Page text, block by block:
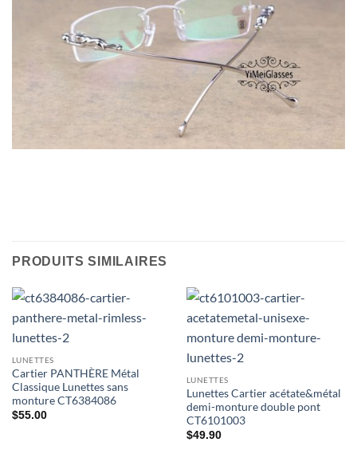
PRODUITS SIMILAIRES
LUNETTES
Cartier PANTHÈRE Métal
Classique Lunettes sans
monture CT6384086
$55.00
LUNETTES
Lunettes Cartier acétate&métal
demi-monture double pont
CT6101003
$49.90